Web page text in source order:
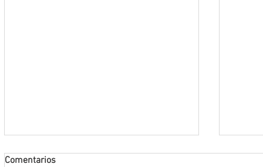
Comentarios